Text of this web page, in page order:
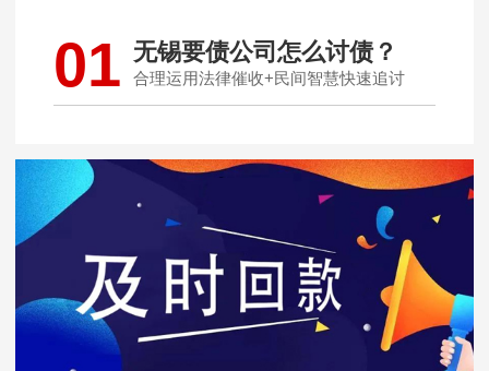
01 无锡要债公司怎么讨债？
合理运用法律催收+民间智慧快速追讨